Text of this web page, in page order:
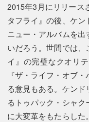
2015年3月にリリース
タフライ』の後、ケン
ニュー・アルバムを
いだろう。世間では
イ』の完璧なクオリ
『ザ・ライフ・オブ
る意見もある。ケン
るトゥパック・シャ
に大変革をもたらし